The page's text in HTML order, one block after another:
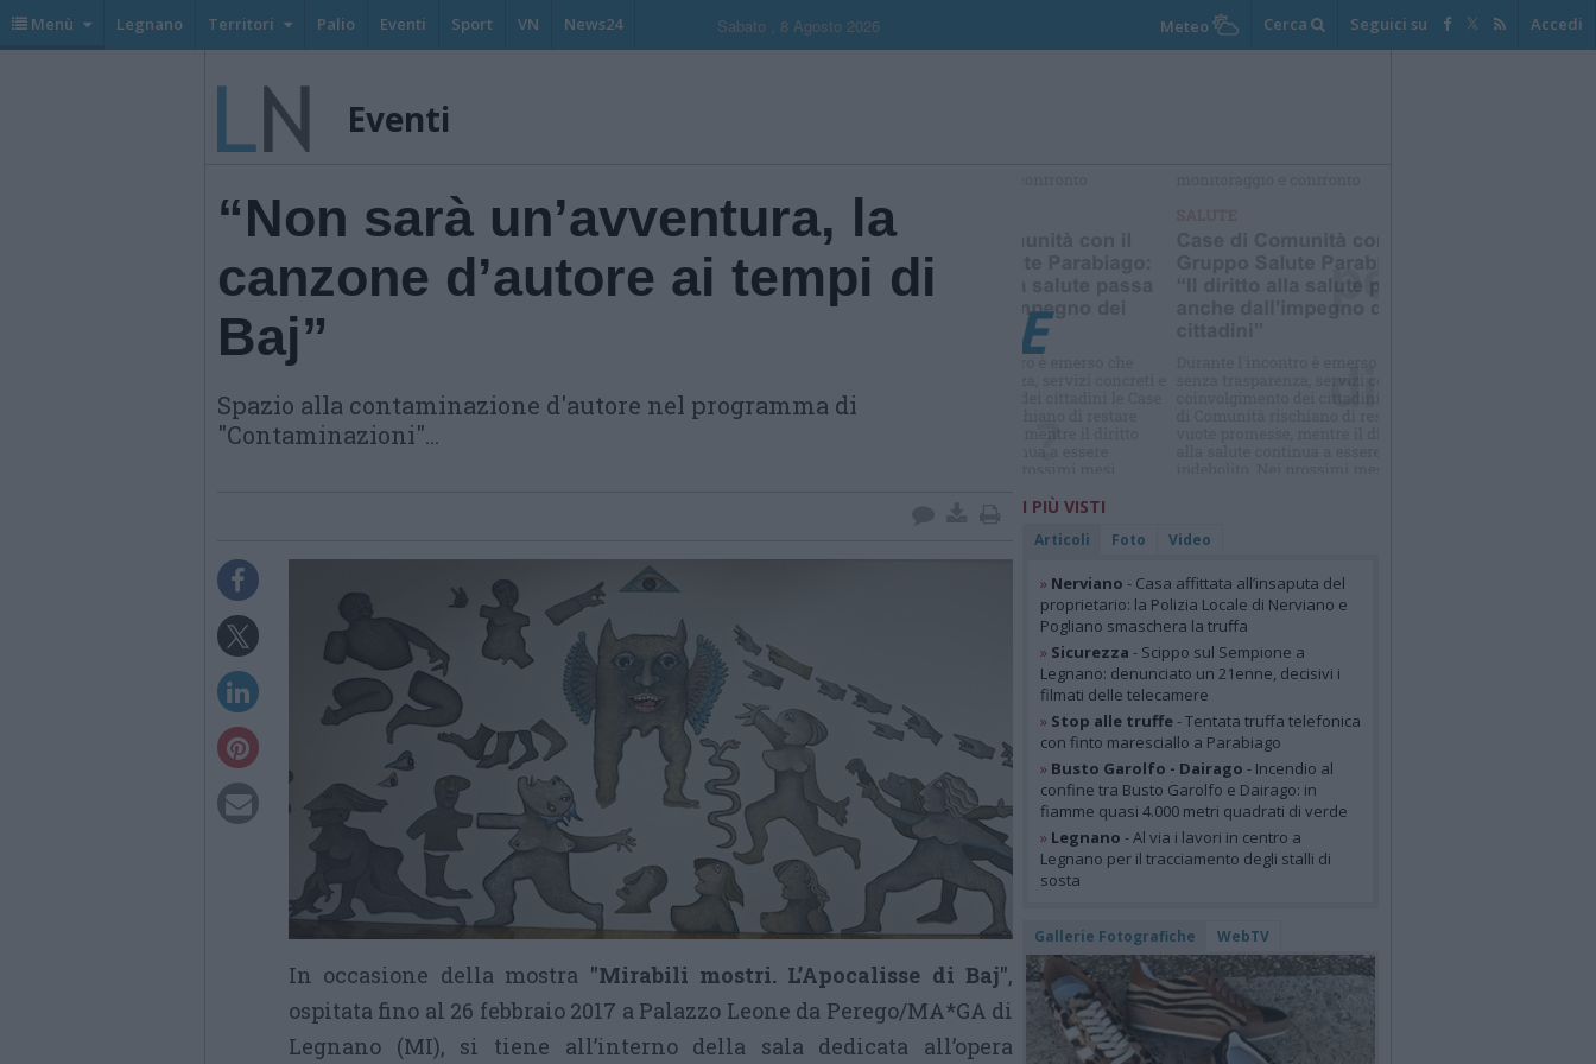
Menù Legnano Territori Palio Eventi Sport VN News24 Sabato , 8 Agosto 2026 Meteo Cerca Seguici su Accedi
Eventi
“Non sarà un’avventura, la
canzone d’autore ai tempi di
Baj”
Spazio alla contaminazione d'autore nel programma di
"Contaminazioni"...
In occasione della mostra "Mirabili mostri. L’Apocalisse di Baj",
ospitata fino al 26 febbraio 2017 a Palazzo Leone da Perego/MA*GA di
Legnano (MI), si tiene all’interno della sala dedicata all’opera
I PIÙ VISTI
Articoli Foto Video
» Nerviano - Casa affittata all’insaputa del
proprietario: la Polizia Locale di Nerviano e
Pogliano smaschera la truffa
» Sicurezza - Scippo sul Sempione a
Legnano: denunciato un 21enne, decisivi i
filmati delle telecamere
» Stop alle truffe- Tentata truffa telefonica
con finto maresciallo a Parabiago
» Busto Garolfo - Dairago - Incendio al
confine tra Busto Garolfo e Dairago: in
fiamme quasi 4.000 metri quadrati di verde
» Legnano - Al via i lavori in centro a
Legnano per il tracciamento degli stalli di
sosta
Gallerie Fotografiche WebTV